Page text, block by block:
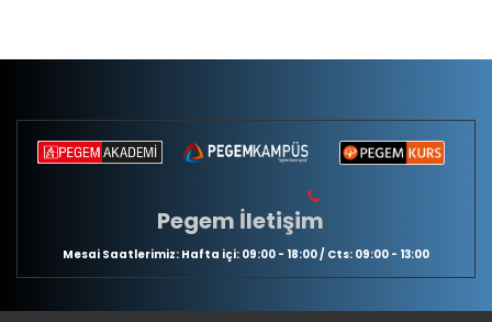
Pegem İletişim
Mesai Saatlerimiz: Hafta içi: 09:00 - 18:00 / Cts: 09:00 - 13:00